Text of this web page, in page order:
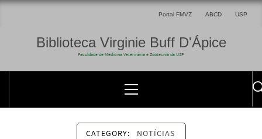
Portal FMVZ ABCD USP
Biblioteca Virginie Buff D'Ápice
Faculdade de Medicina Veterinária e Zootecnia da USP
CATEGORY: NOTÍCIAS